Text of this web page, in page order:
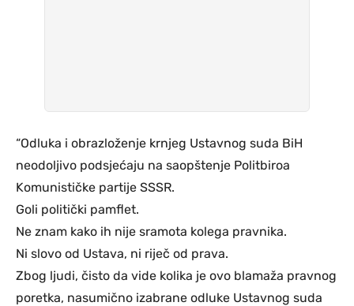
“Odluka i obrazloženje krnjeg Ustavnog suda BiH
neodoljivo podsjećaju na saopštenje Politbiroa
Komunističke partije SSSR.
Goli politički pamflet.
Ne znam kako ih nije sramota kolega pravnika.
Ni slovo od Ustava, ni riječ od prava.
Zbog ljudi, čisto da vide kolika je ovo blamaža pravnog
poretka, nasumično izabrane odluke Ustavnog suda